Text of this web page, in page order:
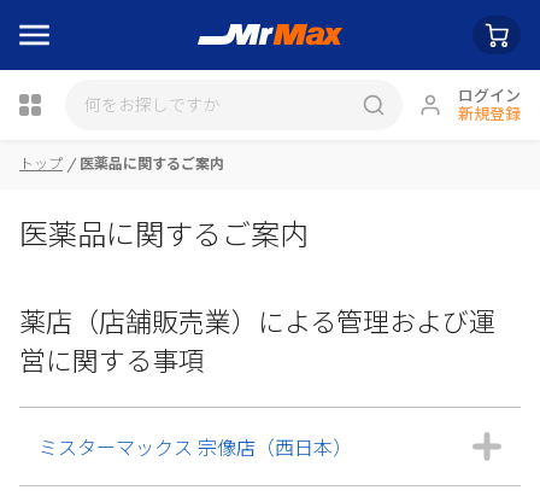
ログイン
新規登録
トップ 医薬品に関するご案内
医薬品に関するご案内
薬店（店舗販売業）による管理および運
営に関する事項
ミスターマックス 宗像店（西日本）